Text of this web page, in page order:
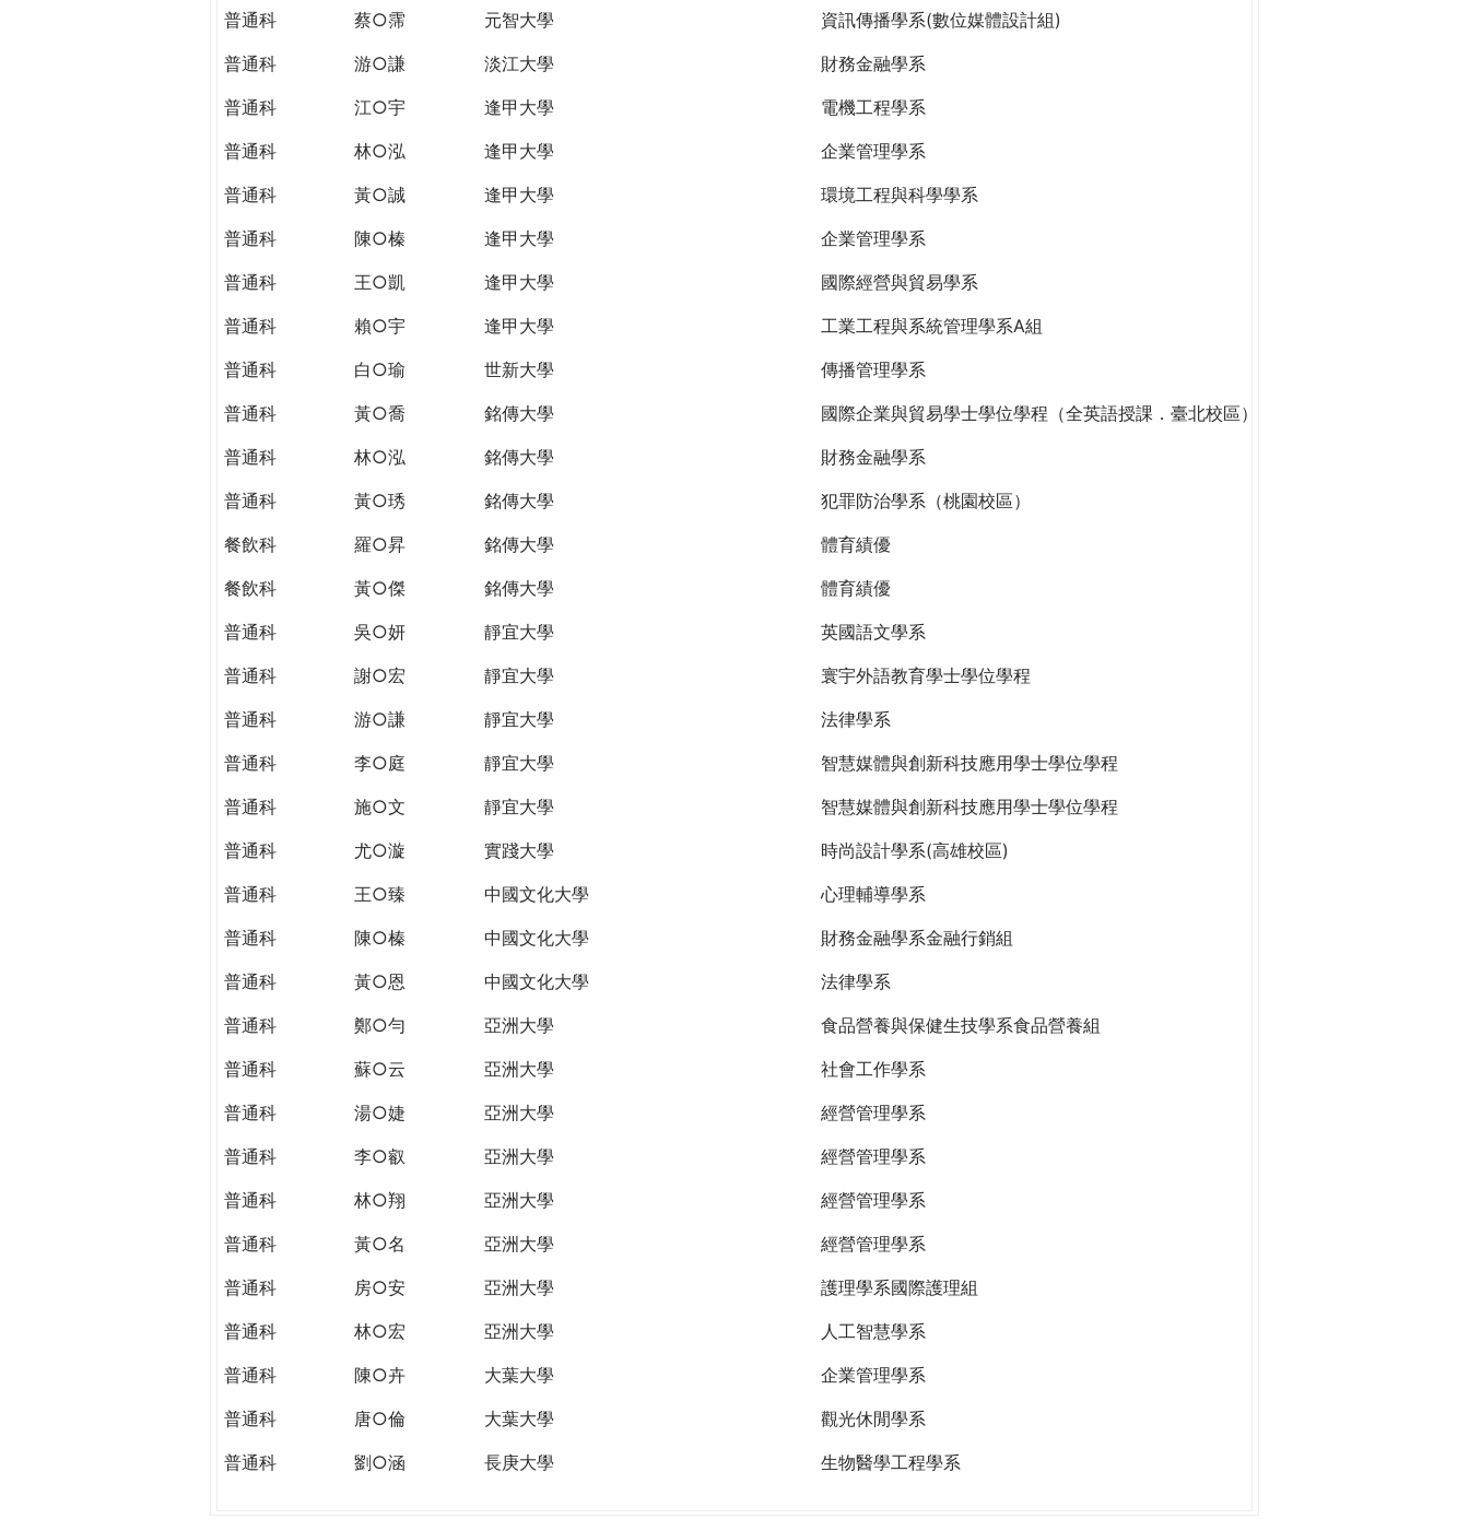
普通科
蔡○霈 元智大學
資訊傳播學系(數位媒體設計組)
普通科
游○謙 淡江大學
財務金融學系
普通科
江○宇 逢甲大學
電機工程學系
普通科
林○泓 逢甲大學
企業管理學系
普通科
黃○誠 逢甲大學
環境工程與科學學系
普通科
陳○榛 逢甲大學
企業管理學系
普通科
王○凱 逢甲大學
國際經營與貿易學系
普通科
賴○宇 逢甲大學
工業工程與系統管理學系A組
普通科
白○瑜 世新大學
傳播管理學系
普通科
黃○喬 銘傳大學
國際企業與貿易學士學位學程（全英語授課．臺北校區）
普通科
林○泓 銘傳大學
財務金融學系
普通科
黃○琇 銘傳大學
犯罪防治學系（桃園校區）
餐飲科
羅○昇 銘傳大學
體育績優
餐飲科
黃○傑 銘傳大學
體育績優
普通科
吳○妍 靜宜大學
英國語文學系
普通科
謝○宏 靜宜大學
寰宇外語教育學士學位學程
普通科
游○謙 靜宜大學
法律學系
普通科
李○庭 靜宜大學
智慧媒體與創新科技應用學士學位學程
普通科
施○文 靜宜大學
智慧媒體與創新科技應用學士學位學程
普通科
尤○漩 實踐大學
時尚設計學系(高雄校區)
普通科
王○臻 中國文化大學
心理輔導學系
普通科
陳○榛 中國文化大學
財務金融學系金融行銷組
普通科
黃○恩 中國文化大學
法律學系
普通科
鄭○勻 亞洲大學
食品營養與保健生技學系食品營養組
普通科
蘇○云 亞洲大學
社會工作學系
普通科
湯○婕 亞洲大學
經營管理學系
普通科
李○叡 亞洲大學
經營管理學系
普通科
林○翔 亞洲大學
經營管理學系
普通科
黃○名 亞洲大學
經營管理學系
普通科
房○安 亞洲大學
護理學系國際護理組
普通科
林○宏 亞洲大學
人工智慧學系
普通科
陳○卉 大葉大學
企業管理學系
普通科
唐○倫 大葉大學
觀光休閒學系
普通科
劉○涵 長庚大學 生物醫學工程學系